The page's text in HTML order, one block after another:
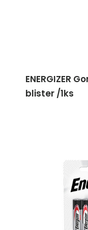
ENERGIZER
blister /1ks